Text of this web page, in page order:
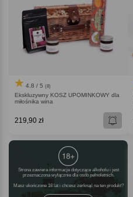
4.8 / 5 (8)
Ekskluzywny KOSZ UPOMINKOWY dla
miłośnika wina
219,90 zł
Strona zawiera informacje dotyczące alkoholu i jest
przeznaczona wyłącznie dla osób pełnoletnich.
Masz ukończone 18 lat i chcesz zerknąć na ten produkt